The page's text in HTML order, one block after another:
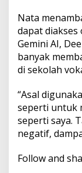
Nata
dapat diakses
Gemini AI,
banyak
di sekolah
“Asal
seperti untuk
seperti saya.
negatif,
Follow and